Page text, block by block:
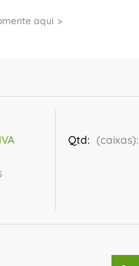
aqui
Qtd: (caixas):